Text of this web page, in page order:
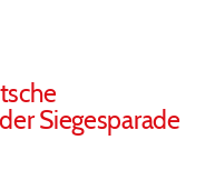
Siegesparade